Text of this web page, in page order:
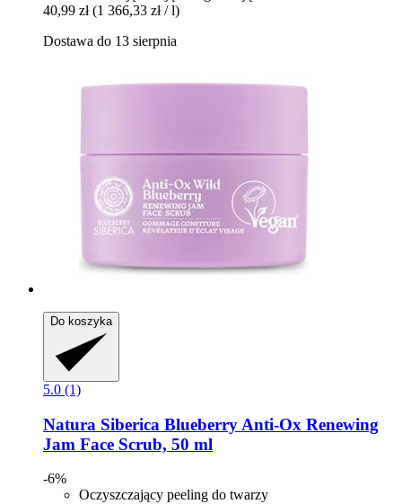
40,99 zł (1 366,33 zł / l)
Dostawa do 13 sierpnia
Do koszyka
5.0 (1)
Natura Siberica Blueberry Anti-​Ox Renewing
Jam Face Scrub, 50 ml
-6%
Oczyszczający peeling do twarzy